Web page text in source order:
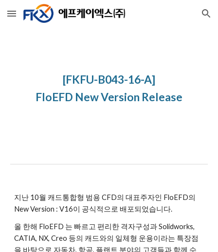
Skip to main content Skip to navigation
[FKFU-B043-16-A]
FloEFD New Version Release
지난 10월 캐드통합형 범용 CFD의 대표주자인 FloEFD의
New Version : V16이 공식적으로 배포되었습니다.
올 한해 FloEFD 는 빠르고 편리한 격자구성과 Solidworks,
CATIA, NX, Creo 등의 캐드와의 일체형 운용이라는 특장점
을 바탕으로 자동차, 항공, 플랜트 분야의 고객들과 함께 수